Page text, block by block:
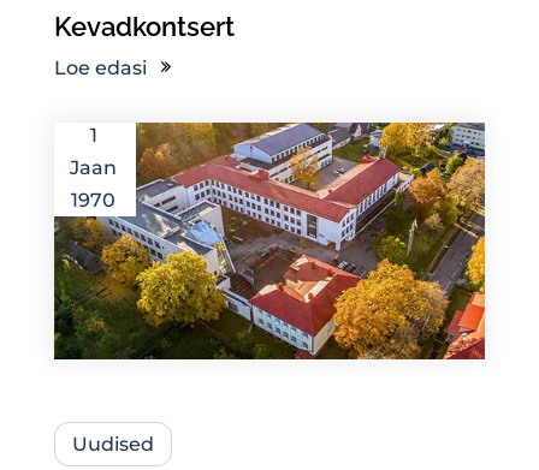
Kevadkontsert
Loe edasi
1
Jaan
1970
Uudised